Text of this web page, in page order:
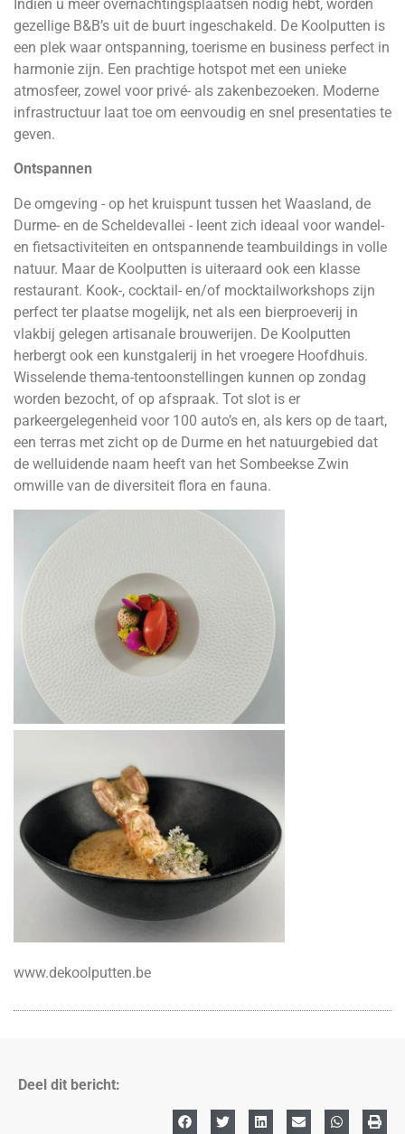
Indien u meer overnachtingsplaatsen nodig hebt, worden
gezellige B&B’s uit de buurt ingeschakeld. De Koolputten is
een plek waar ontspanning, toerisme en business perfect in
harmonie zijn. Een prachtige hotspot met een unieke
atmosfeer, zowel voor privé- als zakenbezoeken. Moderne
infrastructuur laat toe om eenvoudig en snel presentaties te
geven.
Ontspannen
De omgeving - op het kruispunt tussen het Waasland, de
Durme- en de Scheldevallei - leent zich ideaal voor wandel-
en fietsactiviteiten en ontspannende teambuildings in volle
natuur. Maar de Koolputten is uiteraard ook een klasse
restaurant. Kook-, cocktail- en/of mocktailworkshops zijn
perfect ter plaatse mogelijk, net als een bierproeverij in
vlakbij gelegen artisanale brouwerijen. De Koolputten
herbergt ook een kunstgalerij in het vroegere Hoofdhuis.
Wisselende thema-tentoonstellingen kunnen op zondag
worden bezocht, of op afspraak. Tot slot is er
parkeergelegenheid voor 100 auto’s en, als kers op de taart,
een terras met zicht op de Durme en het natuurgebied dat
de welluidende naam heeft van het Sombeekse Zwin
omwille van de diversiteit flora en fauna.
www.dekoolputten.be
Deel dit bericht: